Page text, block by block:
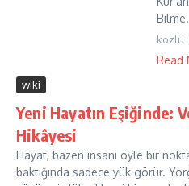
kozlu
Read
wiki
Yeni Hayatın Eşiğinde:
Hikâyesi
Hayat, bazen insanı öyle bir
baktığında sadece yük görür.